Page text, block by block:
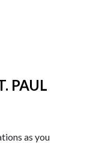
PAUL
as you